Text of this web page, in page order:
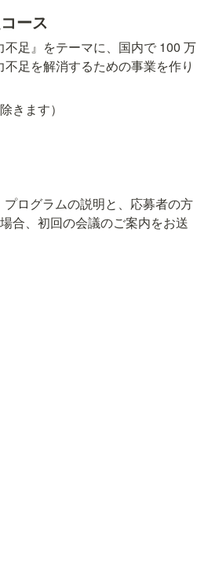
ース
不足』をテーマに、国内で 100 万
不足を解消するための事業を作り
きます）
ログラムの説明と、応募者の方
合、初回の会議のご案内をお送